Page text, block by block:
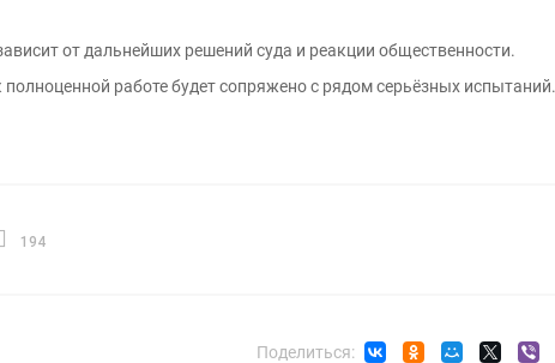
от дальнейших решений суда и реакции общественности.
работе будет сопряжено с рядом серьёзных испытаний.
194
Поделиться: